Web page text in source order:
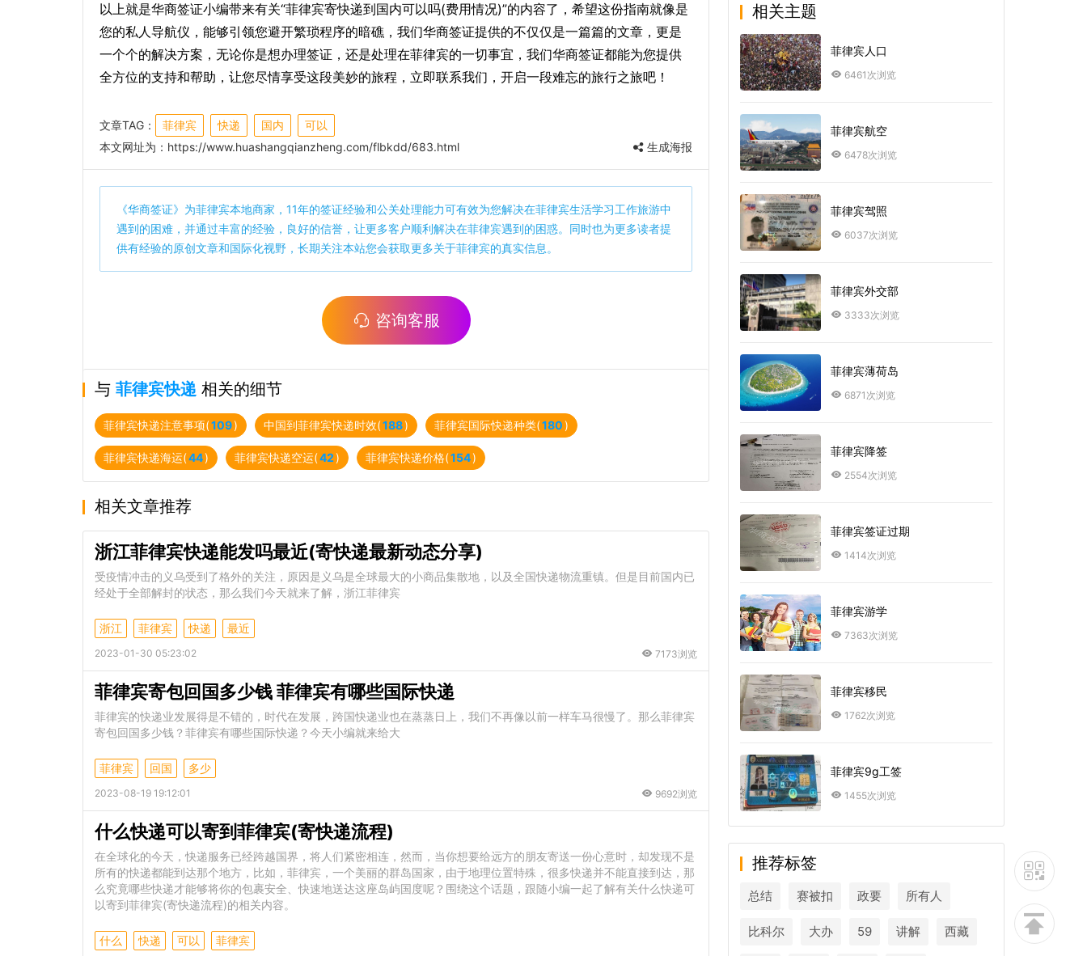
以上就是华商签证小编带来有关“菲律宾寄快递到国内可以吗(费用情况)”的内容了，希望这份指南就像是
您的私人导航仪，能够引领您避开繁琐程序的暗礁，我们华商签证提供的不仅仅是一篇篇的文章，更是
一个个的解决方案，无论你是想办理签证，还是处理在菲律宾的一切事宜，我们华商签证都能为您提供
全方位的支持和帮助，让您尽情享受这段美妙的旅程，立即联系我们，开启一段难忘的旅行之旅吧！
文章TAG： 菲律宾 快递 国内
可以
本文网址为： https://www.huashangqianzheng.com/flbkdd/683.html 生成海报
《华商签证》为菲律宾本地商家，11年的签证经验和公关处理能力可有效为您解决在菲律宾生活学习工作旅游中
遇到的困难，并通过丰富的经验，良好的信誉，让更多客户顺利解决在菲律宾遇到的困惑。同时也为更多读者提
供有经验的原创文章和国际化视野，长期关注本站您会获取更多关于菲律宾的真实信息。
咨询客服
与 菲律宾快递 相关的细节
菲律宾快递注意事项(109) 中国到菲律宾快递时效(188) 菲律宾国际快递种类(180)
菲律宾快递海运(44) 菲律宾快递空运(42) 菲律宾快递价格(154)
相关文章推荐
浙江菲律宾快递能发吗最近(寄快递最新动态分享)
受疫情冲击的义乌受到了格外的关注，原因是义乌是全球最大的小商品集散地，以及全国快递物流重镇。但是目前国内已
经处于全部解封的状态，那么我们今天就来了解，浙江菲律宾
浙江 菲律宾 快递 最近
2023-01-30 05:23:02 7173浏览
菲律宾寄包回国多少钱 菲律宾有哪些国际快递
菲律宾的快递业发展得是不错的，时代在发展，跨国快递业也在蒸蒸日上，我们不再像以前一样车马很慢了。那么菲律宾
寄包回国多少钱？菲律宾有哪些国际快递？今天小编就来给大
菲律宾 回国 多少
2023-08-19 19:12:01 9692浏览
什么快递可以寄到菲律宾(寄快递流程)
在全球化的今天，快递服务已经跨越国界，将人们紧密相连，然而，当你想要给远方的朋友寄送一份心意时，却发现不是
所有的快递都能到达那个地方，比如，菲律宾，一个美丽的群岛国家，由于地理位置特殊，很多快递并不能直接到达，那
么究竟哪些快递才能够将你的包裹安全、快速地送达这座岛屿国度呢？围绕这个话题，跟随小编一起了解有关什么快递可
以寄到菲律宾(寄快递流程)的相关内容。
什么 快递 可以 菲律宾
相关主题
菲律宾人口
6461次浏览
菲律宾航空
6478次浏览
菲律宾驾照
6037次浏览
菲律宾外交部
3333次浏览
菲律宾薄荷岛
6871次浏览
菲律宾降签
2554次浏览
菲律宾签证过期
1414次浏览
菲律宾游学
7363次浏览
菲律宾移民
1762次浏览
菲律宾9g工签
1455次浏览
推荐标签
总结 赛被扣 政要 所有人
比科尔 大办 59 讲解 西藏